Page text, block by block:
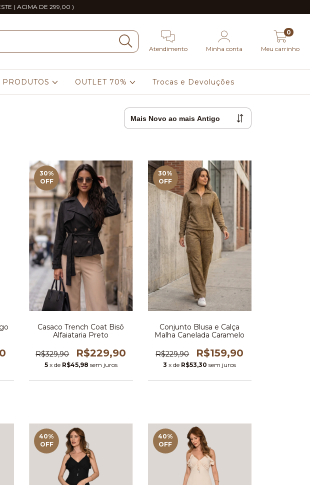
( ACIMA DE 299,00 )
Atendimento Minha conta Meu carrinho
0
PRODUTOS OUTLET 70% Trocas e Devoluções
30%
OFF
Casaco Trench Coat Bisô
Alfaiataria Preto
R$329,90 R$229,90
5 x de R$45,98 sem juros
30%
OFF
Conjunto Blusa e Calça
Malha Canelada Caramelo
R$229,90 R$159,90
3 x de R$53,30 sem juros
40%
OFF
40%
OFF